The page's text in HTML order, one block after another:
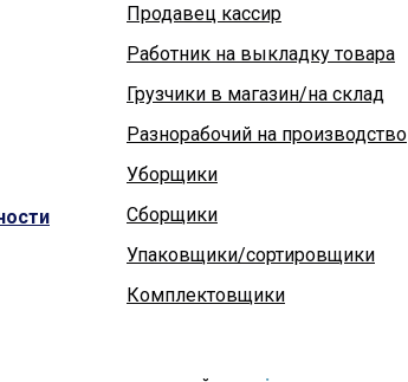
Комплектовщики
Упаковщики/сортировщики
Сборщики
Уборщики
Разнорабочий на производство
Грузчики в магазин/на склад
Работник на выкладку товара
Продавец кассир